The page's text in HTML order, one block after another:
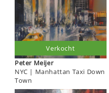
Peter Meijer
NYC | Manhattan Taxi Down
Town
Verkocht